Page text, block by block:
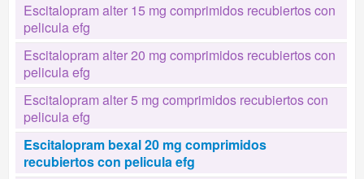
Escitalopram alter 15 mg comprimidos recubiertos con
pelicula efg
Escitalopram alter 20 mg comprimidos recubiertos con
pelicula efg
Escitalopram alter 5 mg comprimidos recubiertos con
pelicula efg
Escitalopram bexal 20 mg comprimidos
recubiertos con pelicula efg